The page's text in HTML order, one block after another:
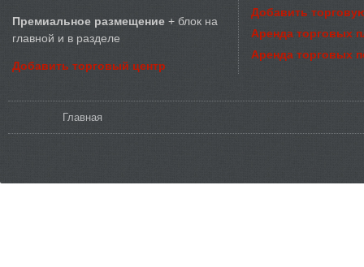
Премиальное размещение + блок на
главной и в разделе
Добавить торговый центр
Добавить
Аренда торговых
Аренда торговых
Главная